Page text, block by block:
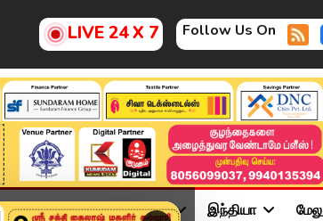
LIVE 24 X 7 Follow Us On
அரசியல் விளையாட்டு இந்தியா